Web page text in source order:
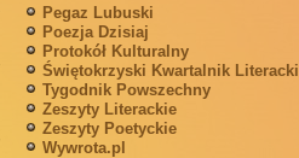
Pegaz Lubuski
Poezja Dzisiaj
Protokół Kulturalny
Świętokrzyski Kwartalnik Literacki
Tygodnik Powszechny
Zeszyty Literackie
Zeszyty Poetyckie
Wywrota.pl